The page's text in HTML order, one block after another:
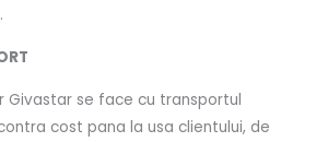
Givastar se face cu transportul
cost pana la usa clientului, de